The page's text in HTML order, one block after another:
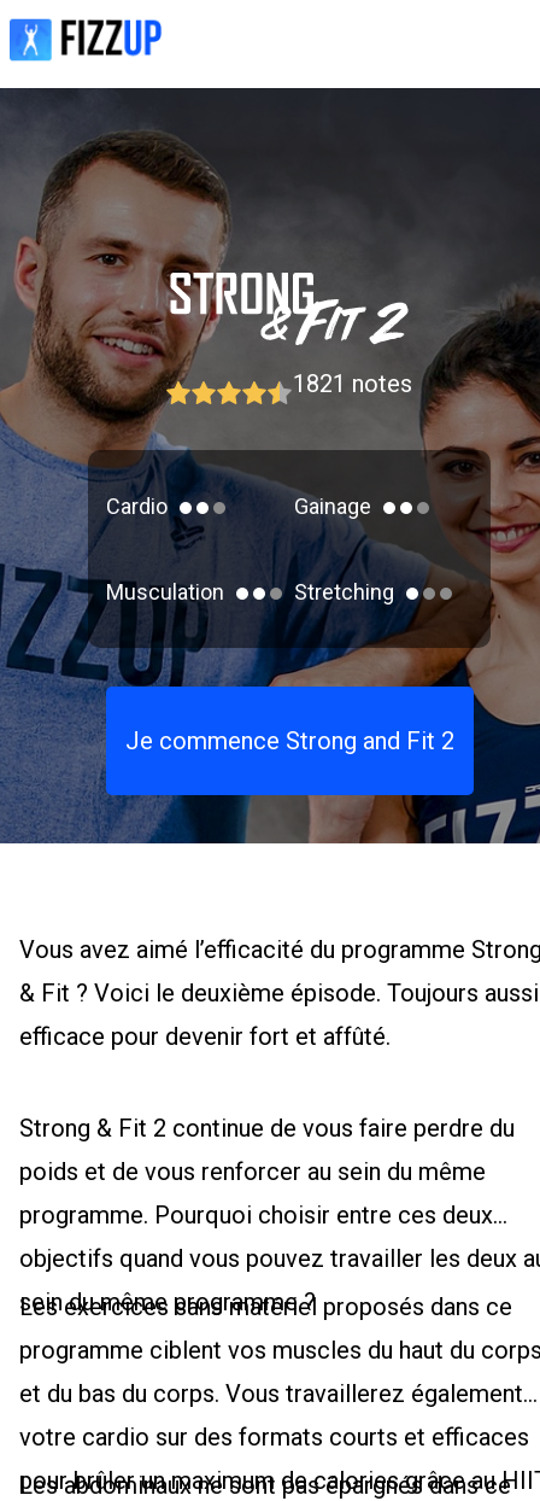
1821 notes
Cardio Gainage
Musculation Stretching
Je commence Strong and Fit 2
Vous avez aimé l’efficacité du programme
& Fit ? Voici le deuxième épisode. Toujours aussi
efficace pour devenir fort et affûté.
Strong & Fit 2 continue de vous faire perdre du
poids et de vous renforcer au sein du même
programme. Pourquoi choisir entre ces deux
objectifs quand vous pouvez travailler les deux
sein du même programme ?
Les exercices sans matériel proposés dans ce
programme ciblent vos muscles du haut du
et du bas du corps. Vous travaillerez également
votre cardio sur des formats courts et efficaces
pour brûler un maximum de calories grâce au
Les abdominaux ne sont pas épargnés dans ce